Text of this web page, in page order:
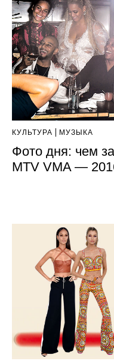
КУЛЬТУРА МУЗЫКА
Фото дня: чем
MTV VMA —